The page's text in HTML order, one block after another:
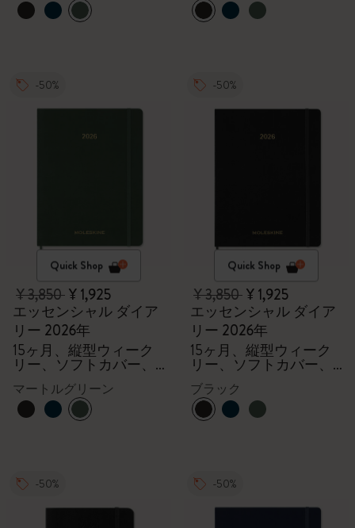
-50%
Quick Shop
¥ 3,850¥ 1,925
エッセンシャル ダイア
リー 2026年
15ヶ月、縦型ウィーク
リー、ソフトカバー、
マートルグリーン
-50%
Quick Shop
¥ 3,850¥ 1,925
エッセンシャル ダイア
リー 2026年
15ヶ月、縦型ウィーク
リー、ソフトカバー、
XXL
ブラック
-50% -50%